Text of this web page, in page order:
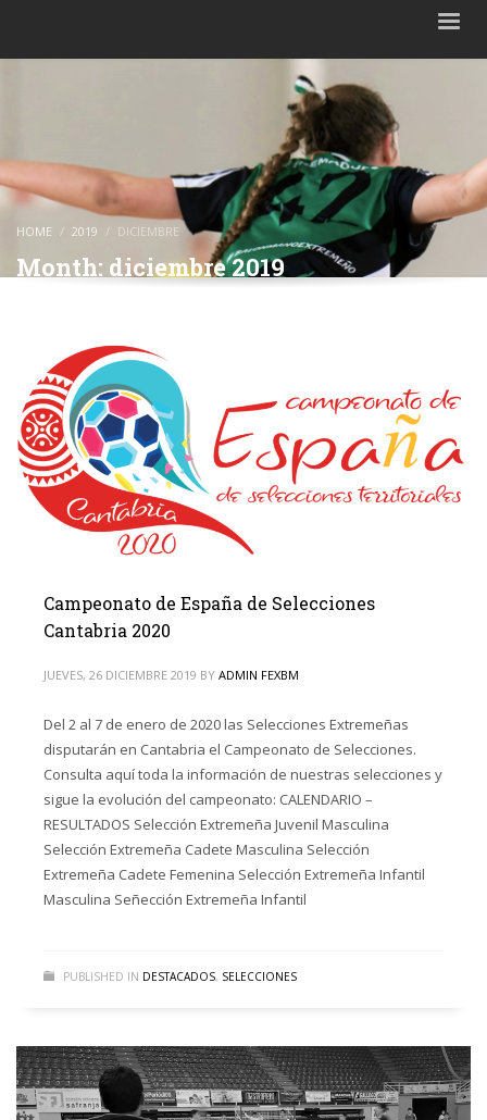
HOME 2019 DICIEMBRE
Month: diciembre 2019
Campeonato de España de Selecciones
Cantabria 2020
JUEVES, 26 DICIEMBRE 2019 BY ADMIN FEXBM
Del 2 al 7 de enero de 2020 las Selecciones Extremeñas
disputarán en Cantabria el Campeonato de Selecciones.
Consulta aquí toda la información de nuestras selecciones y
sigue la evolución del campeonato: CALENDARIO –
RESULTADOS Selección Extremeña Juvenil Masculina
Selección Extremeña Cadete Masculina Selección
Extremeña Cadete Femenina Selección Extremeña Infantil
Masculina Señección Extremeña Infantil
PUBLISHED IN DESTACADOS, SELECCIONES